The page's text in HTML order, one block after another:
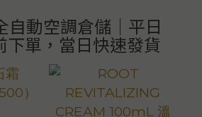
自動空調倉儲｜平日
下單，當日快速發貨